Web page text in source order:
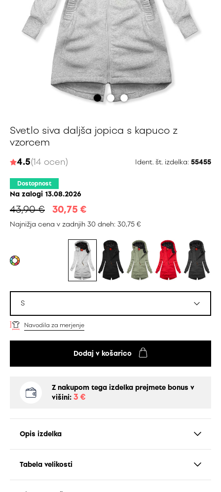
Svetlo siva daljša jopica s kapuco z
vzorcem
4.5(14 ocen) Ident. št. izdelka: 55455
Dostopnost
Na zalogi 13.08.2026
43,90 € 30,75 €
Najnižja cena v zadnjih 30 dneh: 30,75 €
S
Navodila za merjenje
Dodaj v košarico
Z nakupom tega izdelka prejmete bonus v
višini: 3 €
Opis izdelka
Tabela velikosti